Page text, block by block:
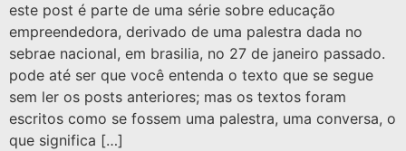
este post é parte de uma série sobre educação
empreendedora, derivado de uma palestra dada no
sebrae nacional, em brasilia, no 27 de janeiro passado.
pode até ser que você entenda o texto que se segue
sem ler os posts anteriores; mas os textos foram
escritos como se fossem uma palestra, uma conversa, o
que significa […]